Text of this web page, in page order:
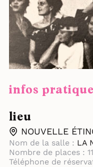
infos
lieu
NOUVELLE
Nom de la salle : LA
Nombre de places :
Téléphone de